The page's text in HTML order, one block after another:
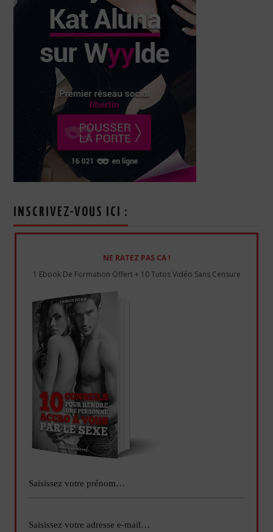
INSCRIVEZ-VOUS ICI :
NE RATEZ PAS CA !
1 Ebook De Formation Offert + 10 Tutos Vidéo Sans Censure